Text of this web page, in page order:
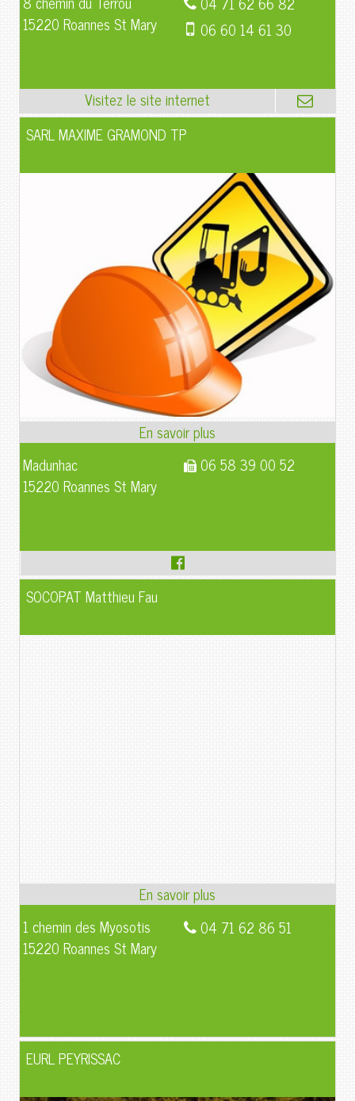
15220 Roannes St Mary
06 60 14 61 30
SARL MAXIME GRAMOND TP
Madunhac
15220 Roannes St Mary
06 58 39 00 52
SOCOPAT Matthieu Fau
1 chemin des Myosotis
15220 Roannes St Mary
04 71 62 86 51
EURL PEYRISSAC